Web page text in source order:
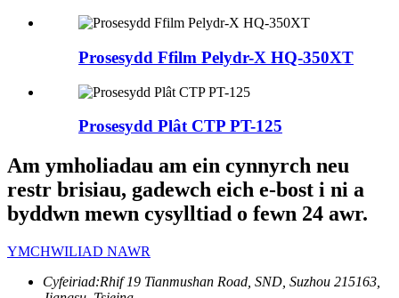
Prosesydd Ffilm Pelydr-X HQ-350XT
Prosesydd Plât CTP PT-125
Am ymholiadau am ein cynnyrch neu
restr brisiau, gadewch eich e-bost i ni a
byddwn mewn cysylltiad o fewn 24 awr.
YMCHWILIAD NAWR
Cyfeiriad:Rhif 19 Tianmushan Road, SND, Suzhou 215163,